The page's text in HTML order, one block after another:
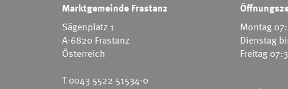
Marktgemeinde Frastanz
Sägenplatz 1
A-6820 Frastanz
Österreich
T0043 5522 51534-0
Montag
Dienstag
Freitag